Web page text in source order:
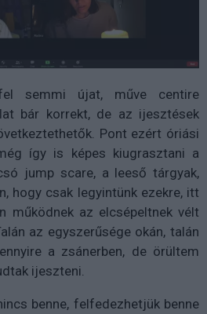
semmi újat, műve centire
bár korrekt, de az ijesztések
Pont ezért óriási
így is képes kiugrasztani a
jump scare, a leeső tárgyak,
hogy csak legyintünk ezekre, itt
működnek az elcsépeltnek vélt
az egyszerűsége okán, talán
a zsánerben, de örültem
ijeszteni.
benne, felfedezhetjük benne